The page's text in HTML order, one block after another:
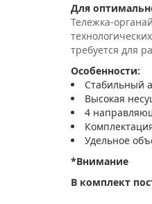
Для
Тележка-
требуется для
Особенности:
Стабильный
Высокая
4
Удельное
*Внимание
В комплект